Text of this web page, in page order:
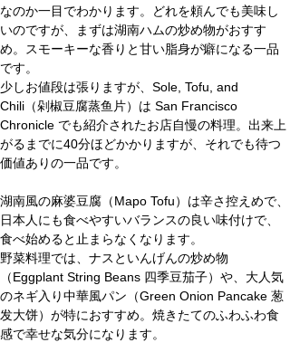
なのか一目でわかります。どれを頼んでも美味し
いのですが、まずは湖南ハムの炒め物がおすす
め。スモーキーな香りと甘い脂身が癖になる一品
です。
少しお値段は張りますが、Sole, Tofu, and
Chili（剁椒豆腐蒸鱼片）は San Francisco
Chronicle でも紹介されたお店自慢の料理。出来上
がるまでに40分ほどかかりますが、それでも待つ
価値ありの一品です。
湖南風の麻婆豆腐（Mapo Tofu）は辛さ控えめで、
日本人にも食べやすいバランスの良い味付けで、
食べ始めると止まらなくなります。
野菜料理では、ナスといんげんの炒め物
（Eggplant String Beans 四季豆茄子）や、大人気
のネギ入り中華風パン（Green Onion Pancake 葱
发大饼）が特におすすめ。焼きたてのふわふわ食
感で幸せな気分になります。